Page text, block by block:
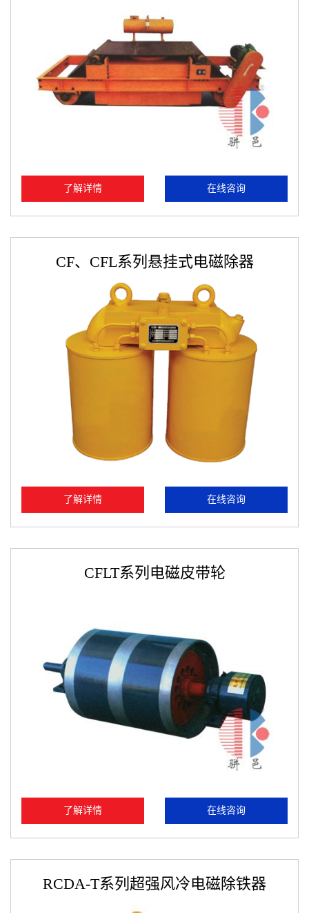
了解详情 在线咨询
CF、CFL系列悬挂式电磁除器
了解详情 在线咨询
CFLT系列电磁皮带轮
了解详情 在线咨询
RCDA-T系列超强风冷电磁除铁器